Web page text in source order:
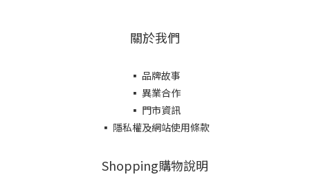
關於我們
▪ 品牌故事
▪ 異業合作
▪ 門市資訊
▪ 隱私權及網站使用條款
Shopping購物說明